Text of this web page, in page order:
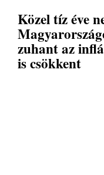
Közel tíz éve
zuhant az
is csökkent